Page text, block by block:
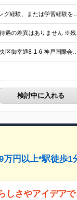
【業界未経験歓迎！電気の知識は不問です】 ◆何らかのプログラミング経験、または学習経験をお持ちの方
◆月給27万
★神戸三宮駅・三ノ宮駅からアクセス抜群 【本社】 兵庫県神戸市中央区御幸通8-1-6 神
検討中に入れる
円以上*駅徒歩1
しさやアイデアで